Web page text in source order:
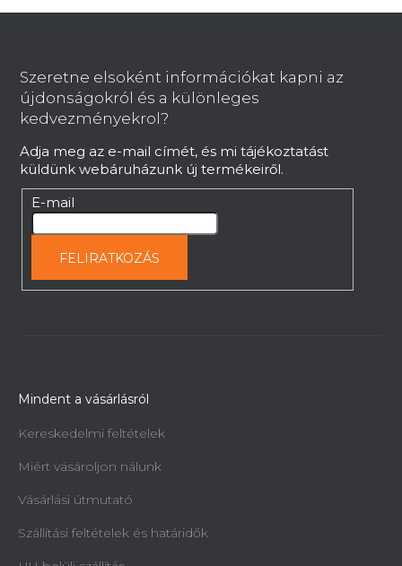
Szeretne elsoként információkat kapni az
újdonságokról és a különleges
kedvezményekrol?
Adja meg az e-mail címét, és mi tájékoztatást
küldünk webáruházunk új termékeiről.
E-mail
FELIRATKOZÁS
Mindent a vásárlásról
Kereskedelmi feltételek
Miért vásároljon nálunk
Vásárlási útmutató
Szállítási feltételek és határidők